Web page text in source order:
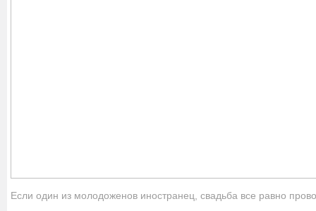
Если один из молодоженов иностранец, свадьба все равно